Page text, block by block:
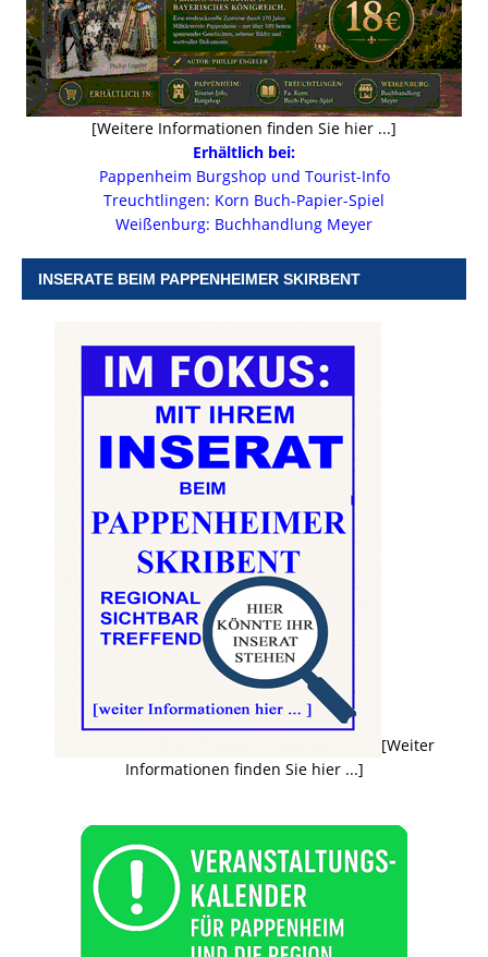
[Weitere Informationen finden Sie hier ...]
Erhältlich bei:
Pappenheim Burgshop und Tourist-Info
Treuchtlingen: Korn Buch-Papier-Spiel
Weißenburg: Buchhandlung Meyer
INSERATE BEIM PAPPENHEIMER SKIRBENT
[Weiter
Informationen finden Sie hier ...]